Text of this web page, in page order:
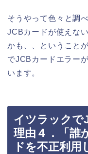
そうやって色々と調
JCBカードが使えな
かも、、ということ
でJCBカードエラー
います。
イツラックで
理由４．「誰
ドを不正利用